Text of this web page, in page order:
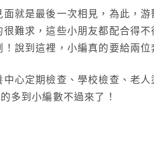
就是最後一次相見，為此，
難求，這些小朋友都配合得
說到這裡，小編真的要給兩位
心定期檢查、學校檢查、老
多到小編數不過來了！